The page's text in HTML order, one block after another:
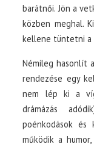
barátnői. Jön a
közben meghal.
kellene tüntetni a
Némileg hasonlít
rendezése egy
nem lép ki a
drámázás
poénkodások és
működik a